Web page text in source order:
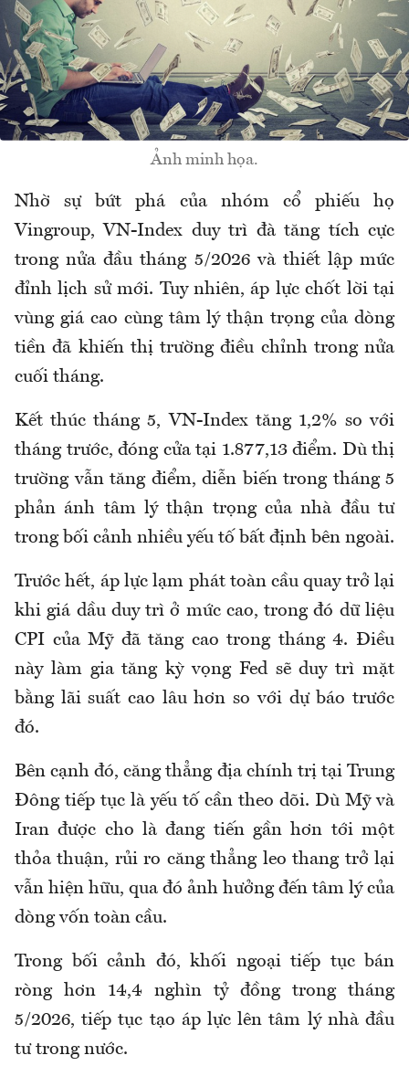
Ảnh minh họa.
Nhờ sự bứt phá của nhóm cổ phiếu họ
Vingroup, VN-Index duy trì đà tăng tích cực
trong nửa đầu tháng 5/2026 và thiết lập mức
đỉnh lịch sử mới. Tuy nhiên, áp lực chốt lời tại
vùng giá cao cùng tâm lý thận trọng của dòng
tiền đã khiến thị trường điều chỉnh trong nửa
cuối tháng.
Kết thúc tháng 5, VN-Index tăng 1,2% so với
tháng trước, đóng cửa tại 1.877,13 điểm. Dù thị
trường vẫn tăng điểm, diễn biến trong tháng 5
phản ánh tâm lý thận trọng của nhà đầu tư
trong bối cảnh nhiều yếu tố bất định bên ngoài.
Trước hết, áp lực lạm phát toàn cầu quay trở lại
khi giá dầu duy trì ở mức cao, trong đó dữ liệu
CPI của Mỹ đã tăng cao trong tháng 4. Điều
này làm gia tăng kỳ vọng Fed sẽ duy trì mặt
bằng lãi suất cao lâu hơn so với dự báo trước
đó.
Bên cạnh đó, căng thẳng địa chính trị tại Trung
Đông tiếp tục là yếu tố cần theo dõi. Dù Mỹ và
Iran được cho là đang tiến gần hơn tới một
thỏa thuận, rủi ro căng thẳng leo thang trở lại
vẫn hiện hữu, qua đó ảnh hưởng đến tâm lý của
dòng vốn toàn cầu.
Trong bối cảnh đó, khối ngoại tiếp tục bán
ròng hơn 14,4 nghìn tỷ đồng trong tháng
5/2026, tiếp tục tạo áp lực lên tâm lý nhà đầu
tư trong nước.